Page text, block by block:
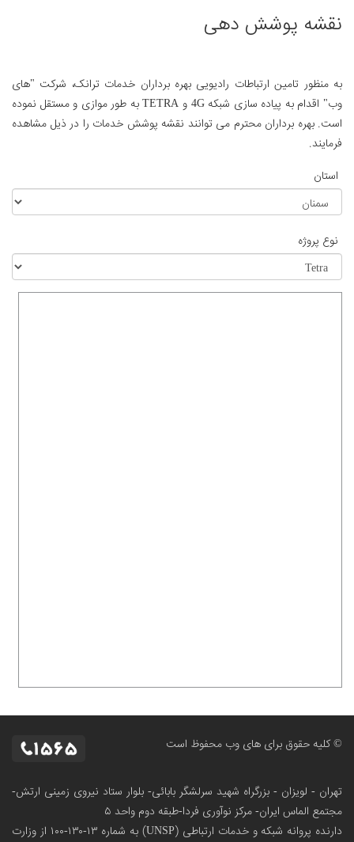
نقشه پوشش دهی
به منظور تامین ارتباطات رادیویی بهره برداران خدمات ترانک، شرکت "های
وب" اقدام به پیاده سازی شبکه 4G و TETRA به طور موازی و مستقل نموده
است. بهره برداران محترم می توانند نقشه پوشش خدمات را در ذیل مشاهده
فرمایند.
استان
نوع پروژه
© کلیه حقوق برای های وب محفوظ است
تهران - لویزان - بزرگراه شهید سرلشگر بابائی- بلوار ستاد نیروی زمینی ارتش-
مجتمع الماس ایران- مرکز نوآوری فردا-طبقه دوم واحد ۵
دارنده پروانه شبکه و خدمات ارتباطی (UNSP) به شماره ۱۳-۱۳۰-۱۰۰
از وزارت